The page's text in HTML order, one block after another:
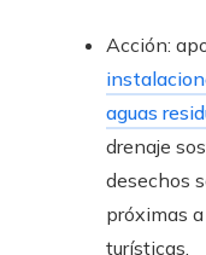
Acción:
aguas
drenaje
desechos
próximas
turísticas.